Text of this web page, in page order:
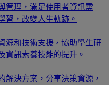
管理，滿足使用者資訊需
習，改變人生軌跡。
源和技術支援，協助學生研
資訊素養技能的提升。
解決方案，分享決策資源，